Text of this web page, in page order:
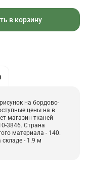
в корзину
на бордово-
цены на в
магазин тканей
3846. Страна
материала - 140.
- 1.9 м